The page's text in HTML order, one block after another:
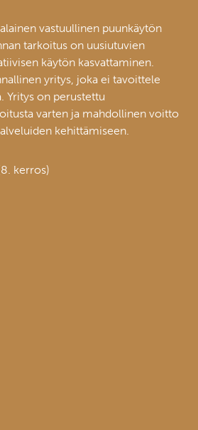
vastuullinen puunkäytön
tarkoitus on uusiutuvien
käytön kasvattaminen.
yritys, joka ei tavoittele
Yritys on perustettu
varten ja mahdollinen voitto
kehittämiseen.
kerros)